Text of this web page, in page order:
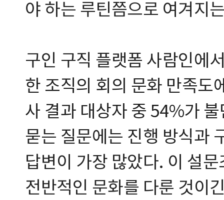
야 하는 루틴쯤으로 여겨지
구인 구직 플랫폼 사람인에
한 조직의 회의 문화 만족도
사 결과 대상자 중 54%가
묻는 질문에는 진행 방식과
답변이 가장 많았다. 이 설
전반적인 문화를 다룬 것이